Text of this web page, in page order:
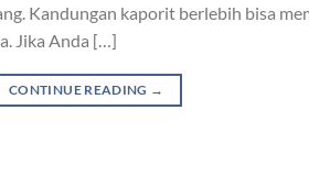
Kandungan kaporit berlebih bisa
Jika Anda […]
CONTINUE READING →